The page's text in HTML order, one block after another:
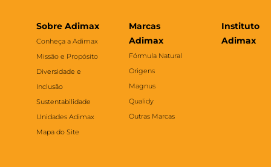
Sobre Adimax
Conheça a Adimax
Missão e Propósito
Diversidade e
Inclusão
Sustentabilidade
Unidades Adimax
Mapa do Site
Marcas
Adimax
Fórmula Natural
Origens
Magnus
Qualidy
Outras Marcas
Instituto
Adimax